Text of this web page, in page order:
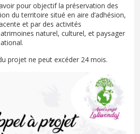
pour objectif la préservation des
du territoire situé en aire d’adhésion,
et par des activités
naturel, culturel, et paysager
projet ne peut excéder 24 mois.